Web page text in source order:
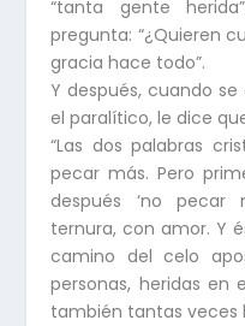
“tanta gente
pregunta: “¿Quieren
gracia hace todo”.
Y después, cuando
el paralítico, le dice
“Las dos palabras
pecar más. Pero
después ‘no pecar
ternura, con amor. Y
camino del celo
personas, heridas en
también tantas veces